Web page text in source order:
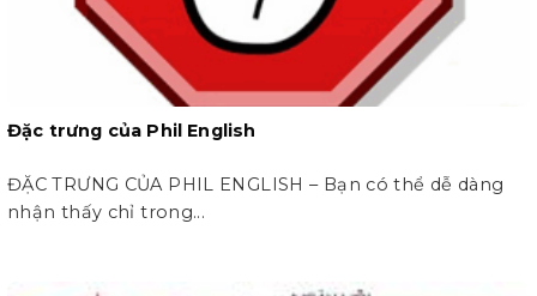
Đặc trưng của Phil English
ĐẶC TRƯNG CỦA PHIL ENGLISH – Bạn có thể dễ dàng
nhận thấy chỉ trong...